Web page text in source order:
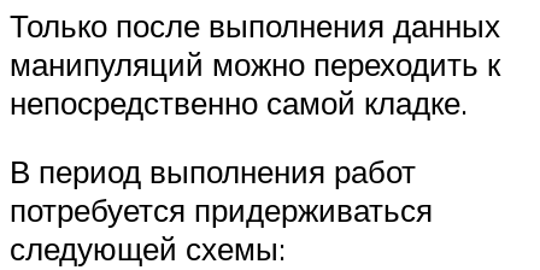
Только после выполнения данных
манипуляций можно переходить к
непосредственно самой кладке.
В период выполнения работ
потребуется придерживаться
следующей схемы: